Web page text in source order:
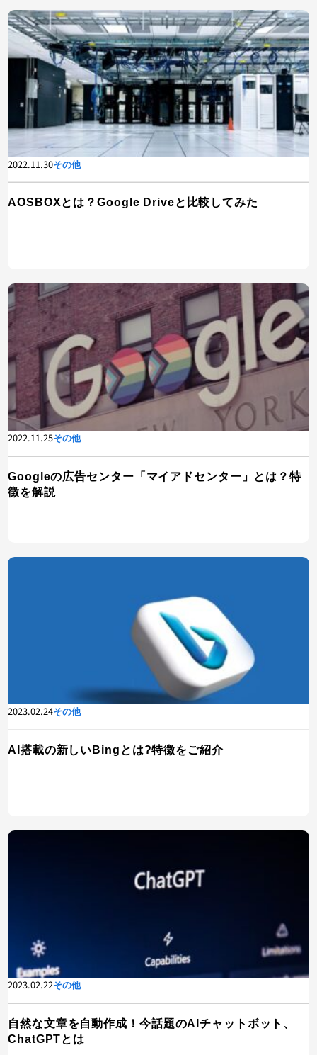
2022.11.30その他
AOSBOXとは？Google Driveと比較してみた
2022.11.25その他
Googleの広告センター「マイアドセンター」とは？特
徴を解説
2023.02.24その他
AI搭載の新しいBingとは?特徴をご紹介
2023.02.22その他
自然な文章を自動作成！今話題のAIチャットボット、
ChatGPTとは